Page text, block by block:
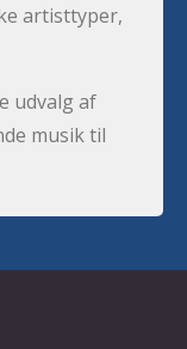
artisttyper,
udvalg af
musik til